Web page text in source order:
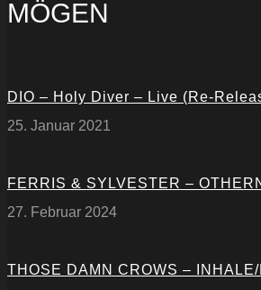
MÖGEN
DIO – Holy Diver – Live (Re-
25. Januar 2021
FERRIS & SYLVESTER –
27. Februar 2024
THOSE DAMN CROWS –